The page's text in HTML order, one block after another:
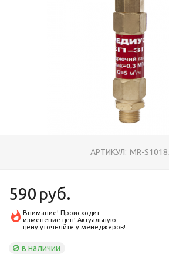
АРТИКУЛ: MR-
590 руб.
Внимание! Происходит
изменение цен! Актуальную
цену уточняйте у менеджеров!
в наличии